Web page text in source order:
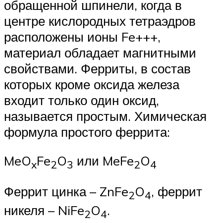
обращенной шпинели, когда в
центре кислородных тетраэдров
расположены ионы Fe+++,
материал обладает магнитными
свойствами. Ферриты, в состав
которых кроме оксида железа
входит только один оксид,
называется простым. Химическая
формула простого феррита:
MeOxFe2O3 или MeFe2O4
Феррит цинка – ZnFe2O4, феррит
никеля – NiFe2O4.